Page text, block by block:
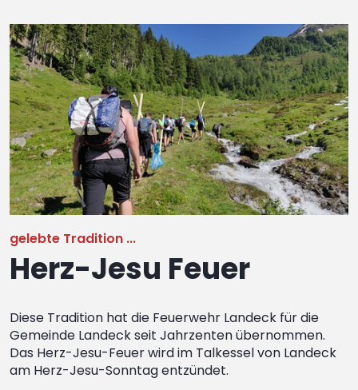
gelebte Tradition ...
Herz-Jesu Feuer
Diese Tradition hat die Feuerwehr Landeck für die
Gemeinde Landeck seit Jahrzenten übernommen.
Das Herz-Jesu-Feuer wird im Talkessel von Landeck
am Herz-Jesu-Sonntag entzündet.